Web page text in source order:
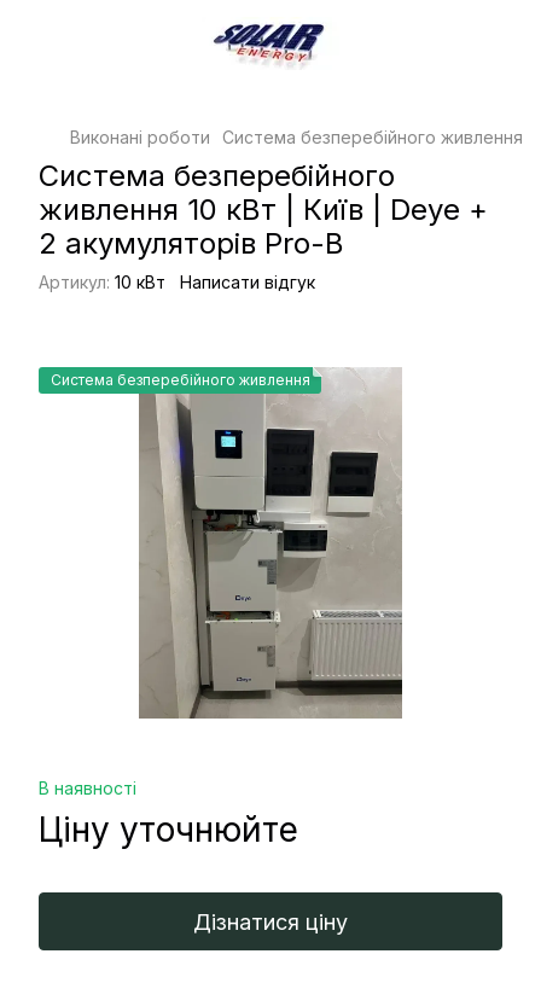
Виконані роботи Система безперебійного живлення
Система безперебійного
живлення 10 кВт | Київ | Deye +
2 акумуляторів Pro-B
Артикул: 10 кВт Написати відгук
Система безперебійного живлення
В наявності
Ціну уточнюйте
Дізнатися ціну